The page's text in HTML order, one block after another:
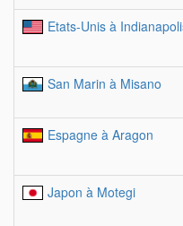
Etats-Unis à
San Marin à Misano
Espagne à Aragon
Japon à Motegi